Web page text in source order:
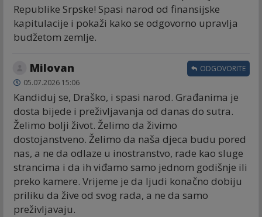
Republike Srpske! Spasi narod od finansijske
kapitulacije i pokaži kako se odgovorno upravlja
budžetom zemlje.
Milovan
05.07.2026 15:06
Kandiduj se, Draško, i spasi narod. Građanima je
dosta bijede i preživljavanja od danas do sutra.
Želimo bolji život. Želimo da živimo
dostojanstveno. Želimo da naša djeca budu pored
nas, a ne da odlaze u inostranstvo, rade kao sluge
strancima i da ih viđamo samo jednom godišnje ili
preko kamere. Vrijeme je da ljudi konačno dobiju
priliku da žive od svog rada, a ne da samo
preživljavaju.
ODGOVORITE